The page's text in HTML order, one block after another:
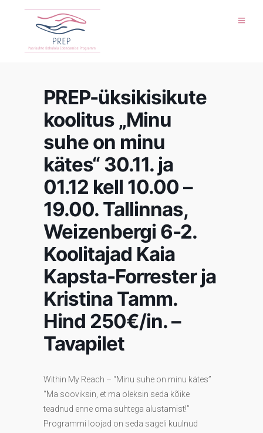
PREP-üksikisikute
koolitus „Minu
suhe on minu
kätes“ 30.11. ja
01.12 kell 10.00 –
19.00. Tallinnas,
Weizenbergi 6-2.
Koolitajad Kaia
Kapsta-Forrester ja
Kristina Tamm.
Hind 250€/in. –
Tavapilet
Within My Reach – “Minu suhe on minu kätes”
“Ma sooviksin, et ma oleksin seda kõike
teadnud enne oma suhtega alustamist!”
Programmi loojad on seda sageli kuulnud